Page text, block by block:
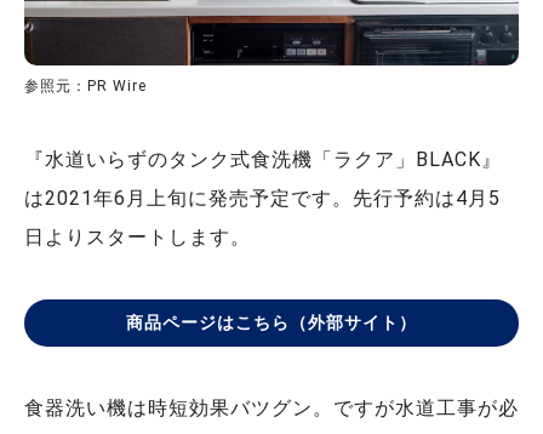
参照元：PR Wire
『水道いらずのタンク式食洗機「ラクア」BLACK』
は2021年6月上旬に発売予定です。先行予約は4月5
日よりスタートします。
商品ページはこちら（外部サイト）
食器洗い機は時短効果バツグン。ですが水道工事が必